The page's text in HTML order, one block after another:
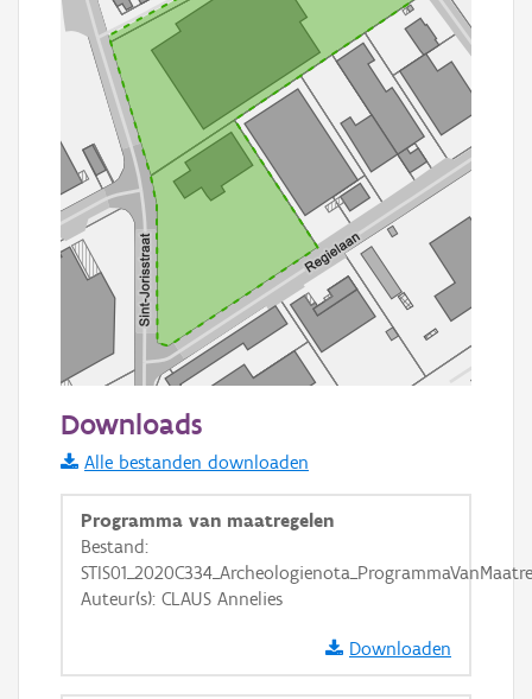
Informatie Vlaanderen
i
+ −
Downloads
Alle bestanden downloaden
Programma van maatregelen
Bestand:
Auteur(s): CLAUS Annelies
Downloaden